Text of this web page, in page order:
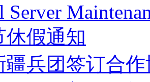
Server
休假通知
疆兵团签订合